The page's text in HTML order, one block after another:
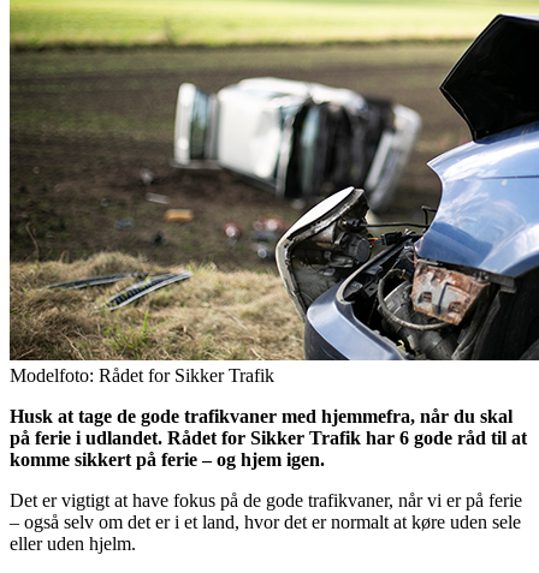
Modelfoto: Rådet for Sikker Trafik
Husk at tage de gode trafikvaner med hjemmefra, når du skal
på ferie i udlandet. Rådet for Sikker Trafik har 6 gode råd til at
komme sikkert på ferie – og hjem igen.
Det er vigtigt at have fokus på de gode trafikvaner, når vi er på ferie
– også selv om det er i et land, hvor det er normalt at køre uden sele
eller uden hjelm.